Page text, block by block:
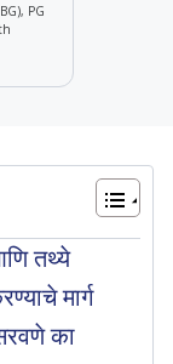
PG
तथ्ये
मार्ग
का